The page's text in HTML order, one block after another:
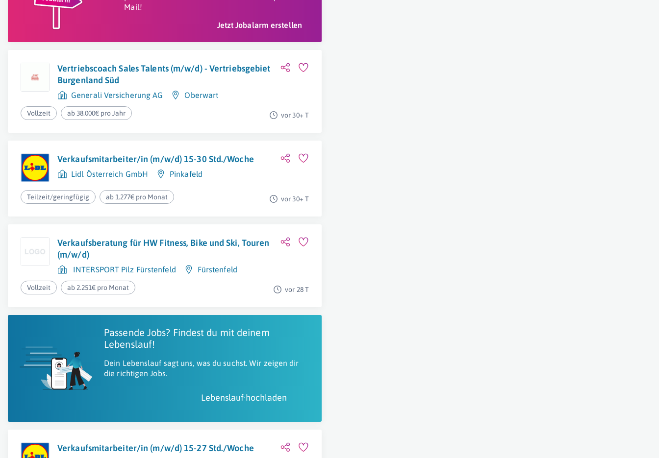
Mail!
Jetzt Jobalarm erstellen
Vertriebscoach Sales Talents (m/w/d) - Vertriebsgebiet
Burgenland Süd
Generali Versicherung AG Oberwart
Vollzeit ab 38.000€ pro Jahr vor 30+ T
Verkaufsmitarbeiter/in (m/w/d) 15-30 Std./Woche
Lidl Österreich GmbH Pinkafeld
Teilzeit/geringfügig ab 1.277€ pro Monat vor 30+ T
Verkaufsberatung für HW Fitness, Bike und Ski, Touren
(m/w/d)
INTERSPORT Pilz Fürstenfeld Fürstenfeld
Vollzeit ab 2.251€ pro Monat vor 28 T
Passende Jobs? Findest du mit deinem
Lebenslauf!
Dein Lebenslauf sagt uns, was du suchst. Wir zeigen dir
die richtigen Jobs.
Lebenslauf hochladen
Verkaufsmitarbeiter/in (m/w/d) 15-27 Std./Woche